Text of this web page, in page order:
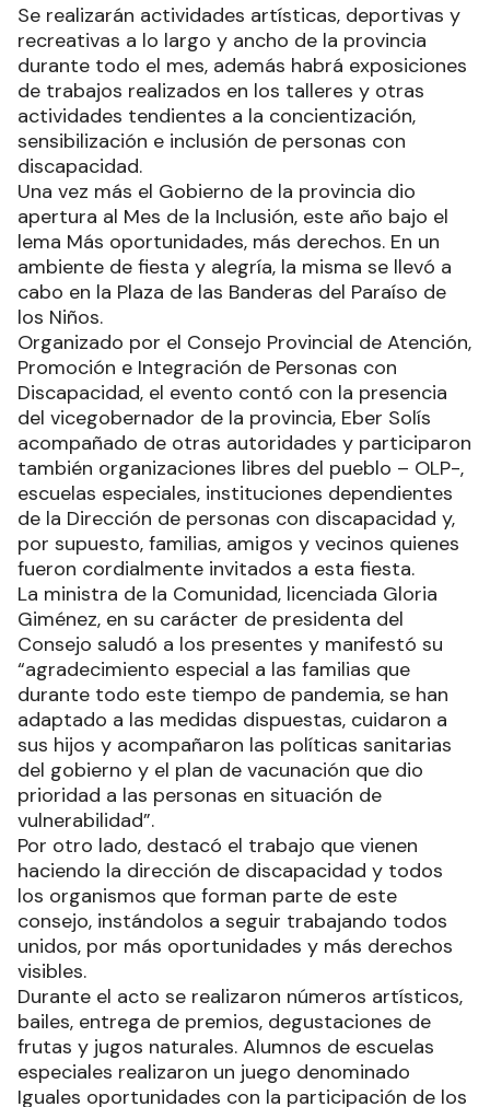
Se realizarán actividades artísticas, deportivas y
recreativas a lo largo y ancho de la provincia
durante todo el mes, además habrá exposiciones
de trabajos realizados en los talleres y otras
actividades tendientes a la concientización,
sensibilización e inclusión de personas con
discapacidad.
Una vez más el Gobierno de la provincia dio
apertura al Mes de la Inclusión, este año bajo el
lema Más oportunidades, más derechos. En un
ambiente de fiesta y alegría, la misma se llevó a
cabo en la Plaza de las Banderas del Paraíso de
los Niños.
Organizado por el Consejo Provincial de Atención,
Promoción e Integración de Personas con
Discapacidad, el evento contó con la presencia
del vicegobernador de la provincia, Eber Solís
acompañado de otras autoridades y participaron
también organizaciones libres del pueblo – OLP-,
escuelas especiales, instituciones dependientes
de la Dirección de personas con discapacidad y,
por supuesto, familias, amigos y vecinos quienes
fueron cordialmente invitados a esta fiesta.
La ministra de la Comunidad, licenciada Gloria
Giménez, en su carácter de presidenta del
Consejo saludó a los presentes y manifestó su
“agradecimiento especial a las familias que
durante todo este tiempo de pandemia, se han
adaptado a las medidas dispuestas, cuidaron a
sus hijos y acompañaron las políticas sanitarias
del gobierno y el plan de vacunación que dio
prioridad a las personas en situación de
vulnerabilidad”.
Por otro lado, destacó el trabajo que vienen
haciendo la dirección de discapacidad y todos
los organismos que forman parte de este
consejo, instándolos a seguir trabajando todos
unidos, por más oportunidades y más derechos
visibles.
Durante el acto se realizaron números artísticos,
bailes, entrega de premios, degustaciones de
frutas y jugos naturales. Alumnos de escuelas
especiales realizaron un juego denominado
Iguales oportunidades con la participación de los